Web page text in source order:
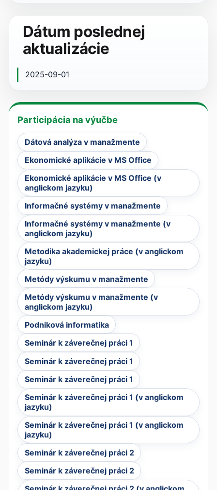
Dátum poslednej
aktualizácie
2025-09-01
Participácia na výučbe
Dátová analýza v manažmente
Ekonomické aplikácie v MS Office
Ekonomické aplikácie v MS Office (v
anglickom jazyku)
Informačné systémy v manažmente
Informačné systémy v manažmente (v
anglickom jazyku)
Metodika akademickej práce (v anglickom
jazyku)
Metódy výskumu v manažmente
Metódy výskumu v manažmente (v
anglickom jazyku)
Podniková informatika
Seminár k záverečnej práci 1
Seminár k záverečnej práci 1
Seminár k záverečnej práci 1
Seminár k záverečnej práci 1 (v anglickom
jazyku)
Seminár k záverečnej práci 1 (v anglickom
jazyku)
Seminár k záverečnej práci 2
Seminár k záverečnej práci 2